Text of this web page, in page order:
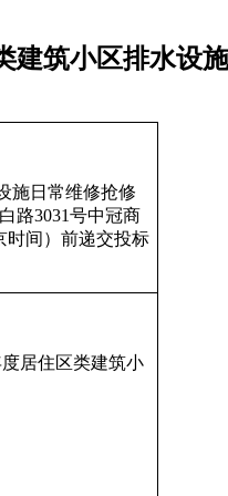
建筑小区排水设
施日常维修抢修
路3031号中冠商
时间）前递交投标
居住区类建筑小